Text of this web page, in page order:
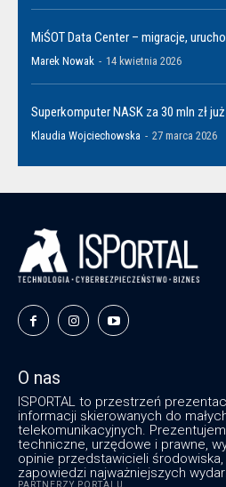
MiŚOT Data Center – migracje,
Marek Nowak - 14 kwietnia 2026
Superkomputer NASK za 30 mln zł już
Klaudia Wojciechowska - 27 marca 2026
O nas
ISPORTAL to przestrzeń
informacji skierowanych do
telekomunikacyjnych.
techniczne, urzędowe i prawne,
opinie przedstawicieli środowiska,
zapowiedzi najważniejszych
PARTNERZY PORTALU